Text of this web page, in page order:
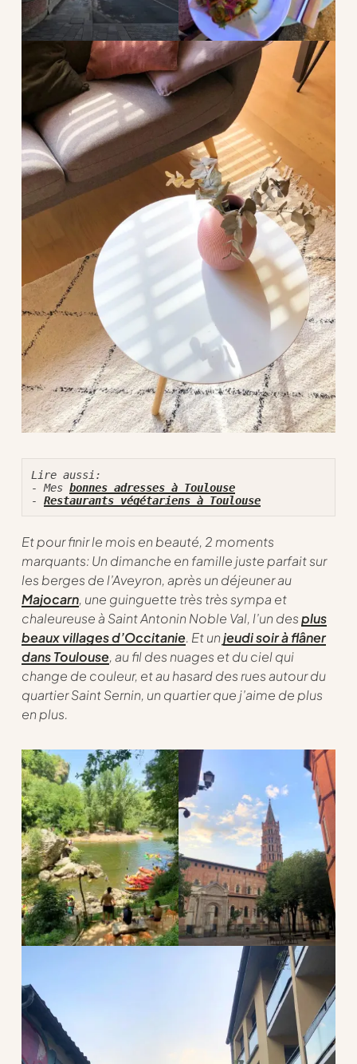
- Mes bonnes adresses à Toulouse
- Restaurants végétariens à Toulouse
Et pour finir le mois en beauté, 2 moments
marquants: Un dimanche en famille juste parfait sur
les berges de l’Aveyron, après un déjeuner au
Majocarn, une guinguette très très sympa et
chaleureuse à Saint Antonin Noble Val, l’un desplus
beaux villages d’Occitanie. Et unjeudi soir à flâner
dans Toulouse, au fil des nuages et du ciel qui
change de couleur, et au hasard des rues autour du
quartier Saint Sernin, un quartier que j’aime de plus
en plus.